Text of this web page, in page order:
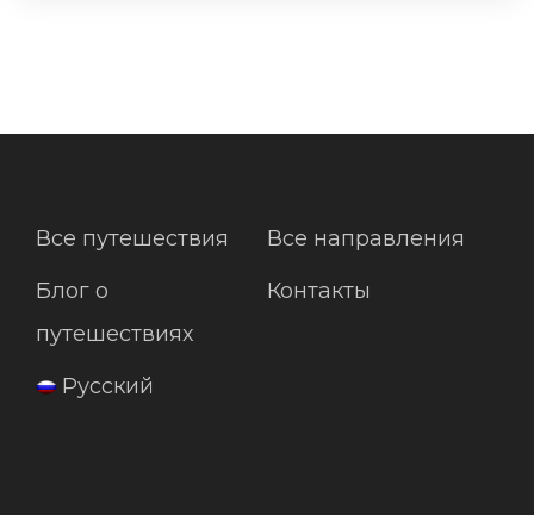
Все путешествия
Все направления
Блог о
путешествиях
Контакты
Русский